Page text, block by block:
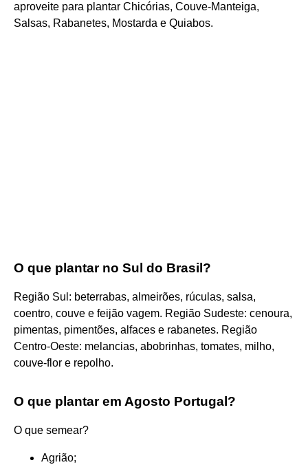
aproveite para plantar Chicórias, Couve-Manteiga,
Salsas, Rabanetes, Mostarda e Quiabos.
O que plantar no Sul do Brasil?
Região Sul: beterrabas, almeirões, rúculas, salsa,
coentro, couve e feijão vagem. Região Sudeste: cenoura,
pimentas, pimentões, alfaces e rabanetes. Região
Centro-Oeste: melancias, abobrinhas, tomates, milho,
couve-flor e repolho.
O que plantar em Agosto Portugal?
O que semear?
Agrião;